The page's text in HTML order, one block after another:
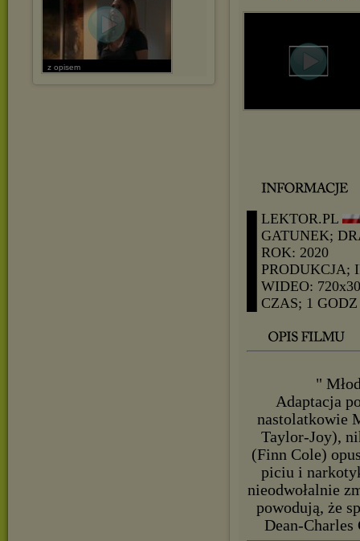
z opisem
█ LEKTOR.PL
█ GATUNEK;
█ ROK: 2020
█
█ WIDEO:
█ CZAS; 1
"
Adaptacja
nastolatkowie
Taylor-Joy),
(Finn Cole)
piciu i
nieodwołalnie
powodują, że
Dean-